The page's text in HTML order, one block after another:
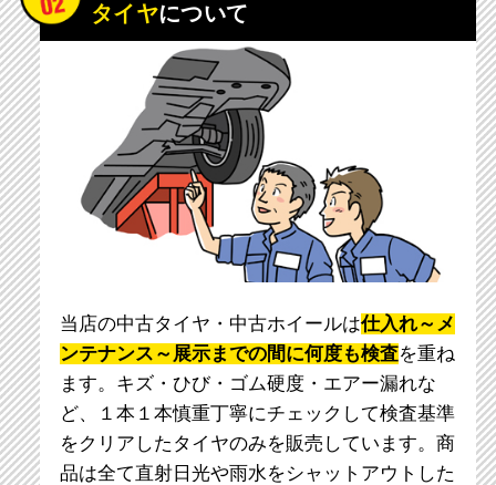
タイヤについて
当店の中古タイヤ・中古ホイールは仕入れ～メ
ンテナンス～展示までの間に何度も検査を重ね
ます。キズ・ひび・ゴム硬度・エアー漏れな
ど、１本１本慎重丁寧にチェックして検査基準
をクリアしたタイヤのみを販売しています。商
品は全て直射日光や雨水をシャットアウトした